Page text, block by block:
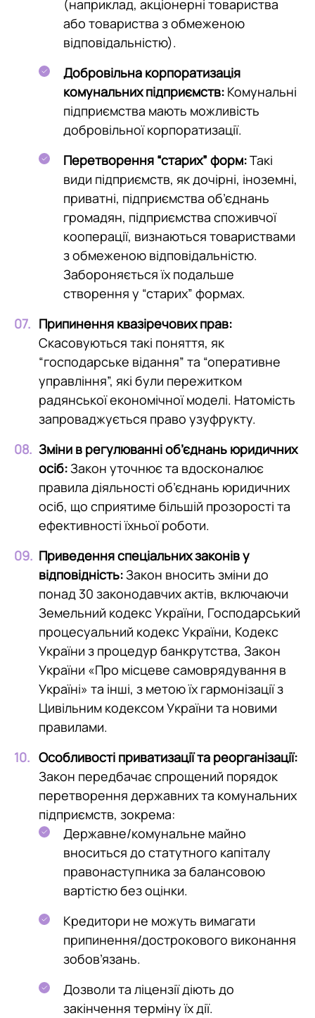
(наприклад, акціонерні товариства
або товариства з обмеженою
відповідальністю).
Добровільна корпоратизація
комунальних підприємств: Комунальні
підприємства мають можливість
добровільної корпоратизації.
Перетворення “старих” форм:Такі
види підприємств, як дочірні, іноземні,
приватні, підприємства об’єднань
громадян, підприємства споживчої
кооперації, визнаються товариствами
з обмеженою відповідальністю.
Забороняється їх подальше
створення у “старих” формах.
Припинення квазіречових прав:
Скасовуються такі поняття, як
“господарське відання” та “оперативне
управління”, які були пережитком
радянської економічної моделі. Натомість
запроваджується право узуфрукту.
Зміни в регулюванні об’єднань юридичних
осіб:Закон уточнює та вдосконалює
правила діяльності об’єднань юридичних
осіб, що сприятиме більшій прозорості та
ефективності їхньої роботи.
Приведення спеціальних законів у
відповідність:Закон вносить зміни до
понад 30 законодавчих актів, включаючи
Земельний кодекс України, Господарський
процесуальний кодекс України, Кодекс
України з процедур банкрутства, Закон
України «Про місцеве самоврядування в
Україні» та інші, з метою їх гармонізації з
Цивільним кодексом України та новими
правилами.
Особливості приватизації та реорганізації:
Закон передбачає спрощений порядок
перетворення державних та комунальних
підприємств, зокрема:
Державне/комунальне майно
вноситься до статутного капіталу
правонаступника за балансовою
вартістю без оцінки.
Кредитори не можуть вимагати
припинення/дострокового виконання
зобов’язань.
Дозволи та ліцензії діють до
закінчення терміну їх дії.